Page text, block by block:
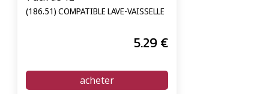
(186.51) COMPATIBLE LAVE-VAISSELLE
5.29 €